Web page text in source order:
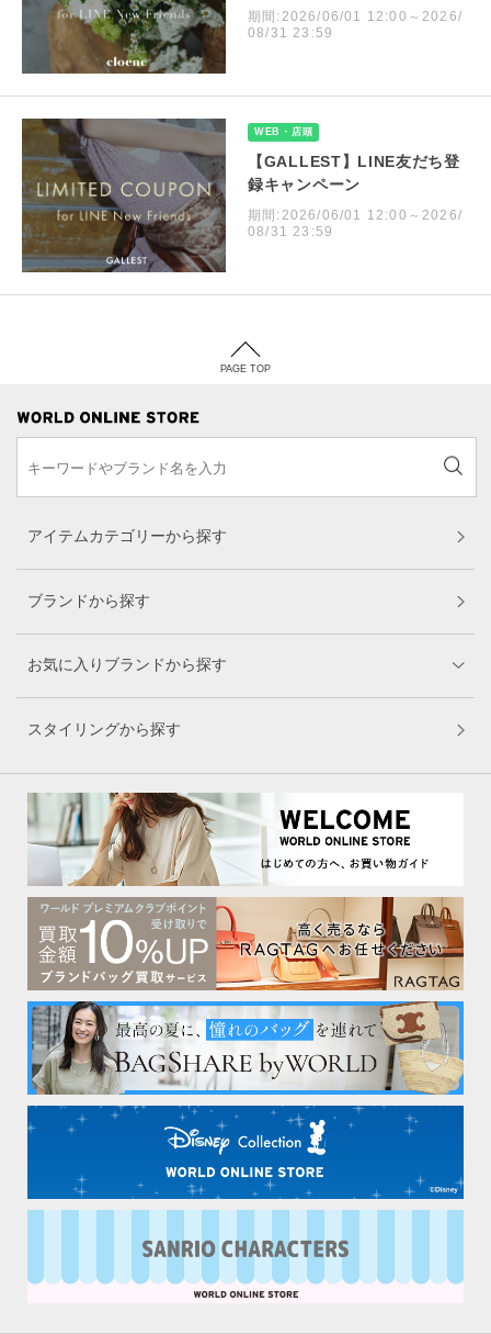
期間:2026/06/01 12:00～2026/
08/31 23:59
WEB・店頭
【GALLEST】LINE友だち登
録キャンペーン
期間:2026/06/01 12:00～2026/
08/31 23:59
PAGE TOP
アイテムカテゴリーから探す
ブランドから探す
お気に入りブランドから探す
スタイリングから探す